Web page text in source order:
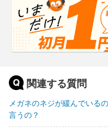
関連する質問
メガネのネジが緩んでいる
言うの？